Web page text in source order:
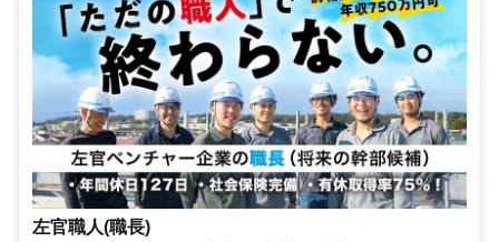
左官職人(職長)